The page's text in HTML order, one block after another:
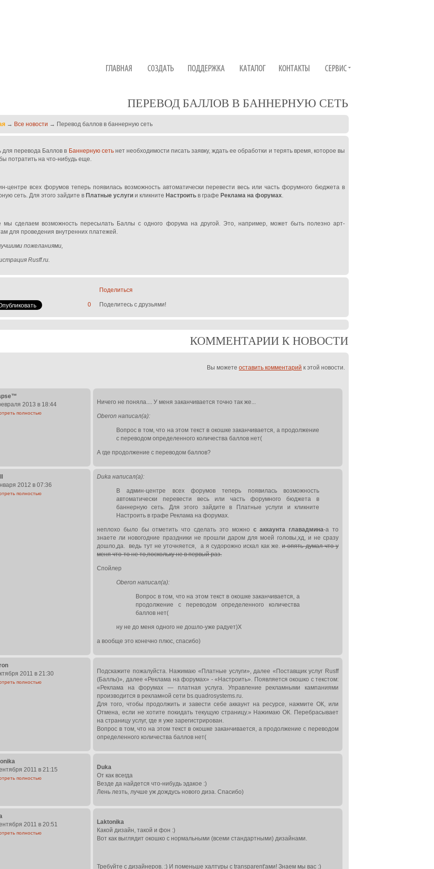
ПЕРЕВОД БАЛЛОВ В БАННЕРНУЮ СЕТЬ
→ Все новости → Перевод баллов в баннерную сеть
для перевода Баллов в Баннерную сетьнет необходимости писать заявку, ждать ее обработки и терять время, которое вы
потратить на что-нибудь еще.
центре всех форумов теперь появилась возможность автоматически перевести весь или часть форумного бюджета в
сеть. Для этого зайдите в Платные услуги и кликните Настроить в графе Реклама на форумах.
мы сделаем возможность пересылать Баллы с одного форума на другой. Это, например, может быть полезно арт-
для проведения внутренних платежей.
пожеланиями,
Rusff.ru.
Поделиться
0 Поделитесь с друзьями!
КОММЕНТАРИИ К НОВОСТИ
Вы можете оставить комментарий к этой новости.
2013 в 18:44
полностью
Ничего не поняла.... У меня заканчивается точно так же...
Oberon написал(а):
Вопрос в том, что на этом текст в окошке заканчивается, а продолжение
с переводом определенного количества баллов нет(
А где продолжение с переводом баллов?
2012 в 07:36
полностью
Duka написал(а):
В админ-центре всех форумов теперь появилась возможность
автоматически перевести весь или часть форумного бюджета в
баннерную сеть. Для этого зайдите в Платные услуги и кликните
Настроить в графе Реклама на форумах.
неплохо было бы отметить что сделать это можно с аккаунта главадмина-а то
знаете ли новогодние праздники не прошли даром для моей головы,хд, и не сразу
дошло,да. ведь тут не уточняется, а я судорожно искал как же.и опять думал что у
меня что-то не то,поскольку не в первый раз.
Спойлер
Oberon написал(а):
Вопрос в том, что на этом текст в окошке заканчивается, а
продолжение с переводом определенного количества
баллов нет(
ну не до меня одного не дошло-уже радует)Х
а вообще это конечно плюс, спасибо)
2011 в 21:30
полностью
Подскажите пожалуйста. Нажимаю «Платные услуги», далее «Поставщик услуг Rusff
(Баллы)», далее «Реклама на форумах» - «Настроить». Появляется окошко с текстом:
«Реклама на форумах — платная услуга. Управление рекламными кампаниями
производится в рекламной сети bs.quadrosystems.ru.
Для того, чтобы продолжить и завести себе аккаунт на ресурсе, нажмите ОК, или
Отмена, если не хотите покидать текущую страницу.» Нажимаю ОК. Перебрасывает
на страницу услуг, где я уже зарегистрирован.
Вопрос в том, что на этом текст в окошке заканчивается, а продолжение с переводом
определенного количества баллов нет(
2011 в 21:15
полностью
Duka
От как всегда
Везде да найдется что-нибудь эдакое :)
Лень лезть, лучше уж дождусь нового диза. Спасибо)
2011 в 20:51
полностью
Laktonika
Какой дизайн, такой и фон :)
Вот как выглядит окошко с нормальными (всеми стандартными) дизайнами.
Требуйте с дизайнеров. :) И поменьше халтуры с transparent'ами! Знаем мы вас :)